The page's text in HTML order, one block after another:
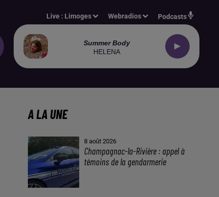
Live : Limoges Webradios Podcasts
Summer Body
HELENA
A LA UNE
8 août 2026
Champagnac-la-Rivière : appel à
témoins de la gendarmerie